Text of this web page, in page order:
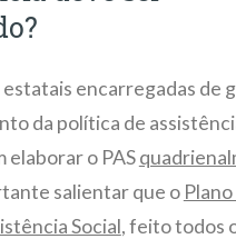
encarregadas de
da política de
elaborar o PAS
salientar que o
Social, feito todos